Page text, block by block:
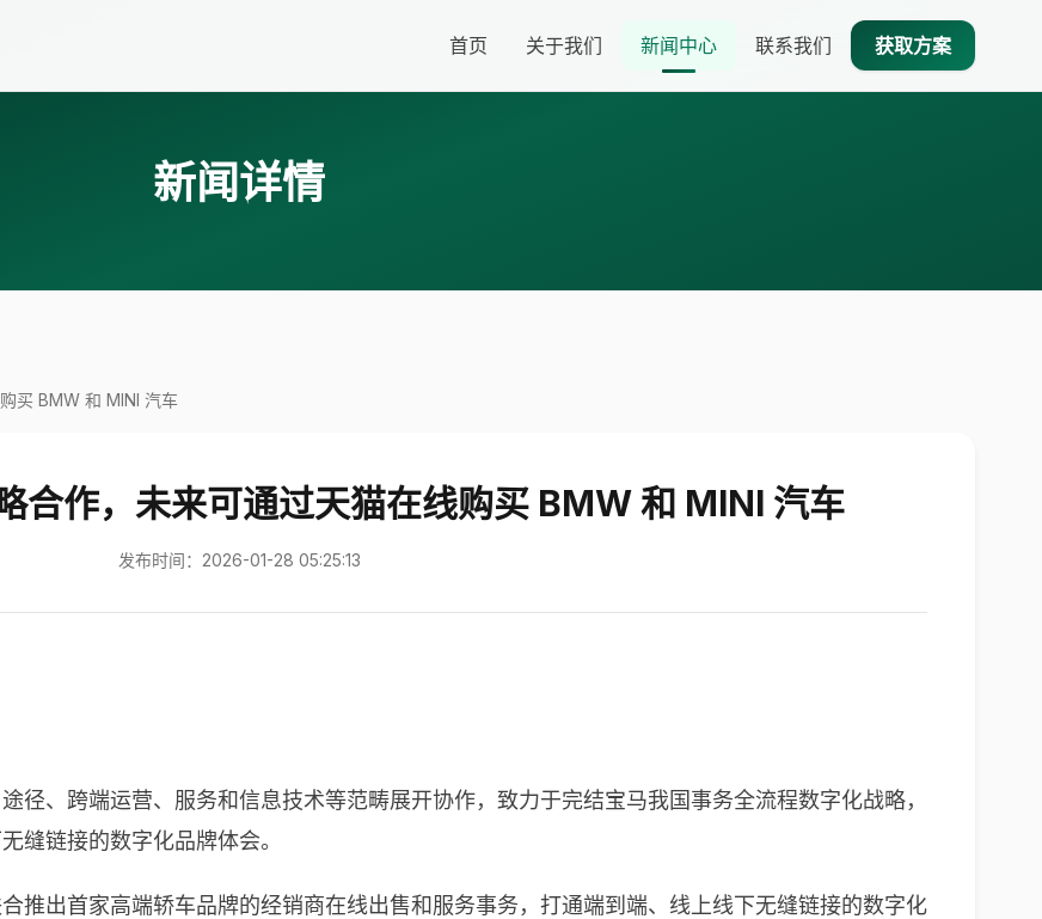
首页 关于我们 新闻中心 联系我们 获取方案
新闻详情
买 BMW 和 MINI 汽车
合作，未来可通过天猫在线购买 BMW 和 MINI 汽车
发布时间：2026-01-28 05:25:13
径、跨端运营、服务和信息技术等范畴展开协作，致力于完结宝马我国事务全流程数字化战略，
缝链接的数字化品牌体会。
推出首家高端轿车品牌的经销商在线出售和服务事务，打通端到端、线上线下无缝链接的数字化